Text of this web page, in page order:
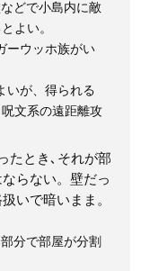
どで小島内に敵
よい。
ーウッホ族がい
いが、得られる
文系の遠距離攻
たとき､それが部
らない。壁だっ
いで暗いまま。
分で部屋が分割